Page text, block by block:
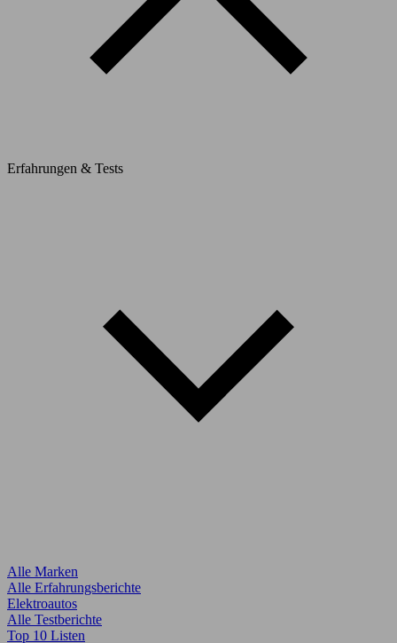
Erfahrungen & Tests
Alle Marken
Alle Erfahrungsberichte
Elektroautos
Alle Testberichte
Top 10 Listen